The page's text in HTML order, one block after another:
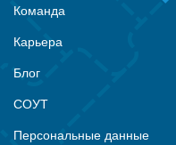
Команда
Карьера
Блог
СОУТ
Персональные данные